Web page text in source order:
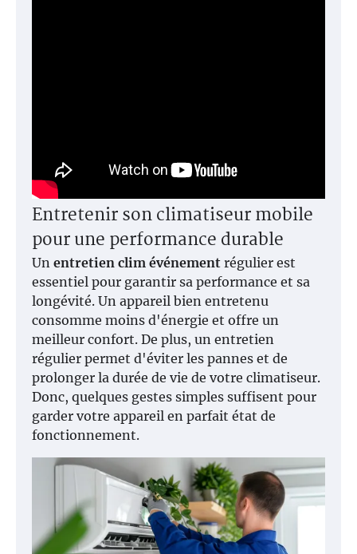
Entretenir son climatiseur mobile
pour une performance durable
Un entretien clim événement régulier est
essentiel pour garantir sa performance et sa
longévité. Un appareil bien entretenu
consomme moins d'énergie et offre un
meilleur confort. De plus, un entretien
régulier permet d'éviter les pannes et de
prolonger la durée de vie de votre climatiseur.
Donc, quelques gestes simples suffisent pour
garder votre appareil en parfait état de
fonctionnement.